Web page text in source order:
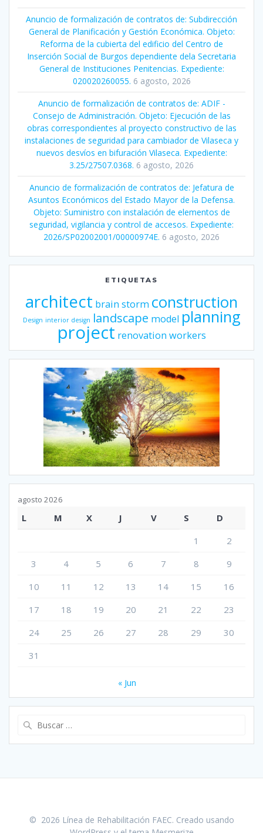
Anuncio de formalización de contratos de: Subdirección
General de Planificación y Gestión Económica. Objeto:
Reforma de la cubierta del edificio del Centro de
Inserción Social de Burgos dependiente dela Secretaria
General de Instituciones Penitencias. Expediente:
020020260055. 6 agosto, 2026
Anuncio de formalización de contratos de: ADIF -
Consejo de Administración. Objeto: Ejecución de las
obras correspondientes al proyecto constructivo de las
instalaciones de seguridad para cambiador de Vilaseca y
nuevos desvíos en bifuración Vilaseca. Expediente:
3.25/27507.0368. 6 agosto, 2026
Anuncio de formalización de contratos de: Jefatura de
Asuntos Económicos del Estado Mayor de la Defensa.
Objeto: Suministro con instalación de elementos de
seguridad, vigilancia y control de accesos. Expediente:
2026/SP02002001/00000974E. 6 agosto, 2026
ETIQUETAS
architect brain storm construction
Design interior design landscape model planning
project renovation workers
agosto 2026
L M X J V S
D
1
2
3
4 5 6 7 8
9
10
11 12 13 14 15
16
17
18 19 20 21 22
23
24
25 26 27 28 29
30
31
« Jun
© 2026 Línea de Rehabilitación FAEC. Creado usando